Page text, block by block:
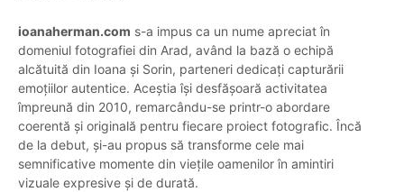
ioanaherman.com s-a impus ca un nume apreciat în
domeniul fotografiei din Arad, având la bază o echipă
alcătuită din Ioana și Sorin, parteneri dedicați capturării
emoțiilor autentice. Aceștia își desfășoară activitatea
împreună din 2010, remarcându-se printr-o abordare
coerentă și originală pentru fiecare proiect fotografic. Încă
de la debut, și-au propus să transforme cele mai
semnificative momente din viețile oamenilor în amintiri
vizuale expresive și de durată.